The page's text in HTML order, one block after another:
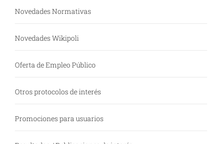
Novedades Normativas
Novedades Wikipoli
Oferta de Empleo Público
Otros protocolos de interés
Promociones para usuarios